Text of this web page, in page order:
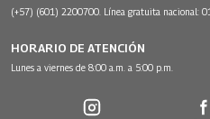
(+57) (601) 2200700. Línea gratuita nacional:
HORARIO DE ATENCIÓN
Lunes a viernes de 8:00 a.m. a 5:00 p.m.